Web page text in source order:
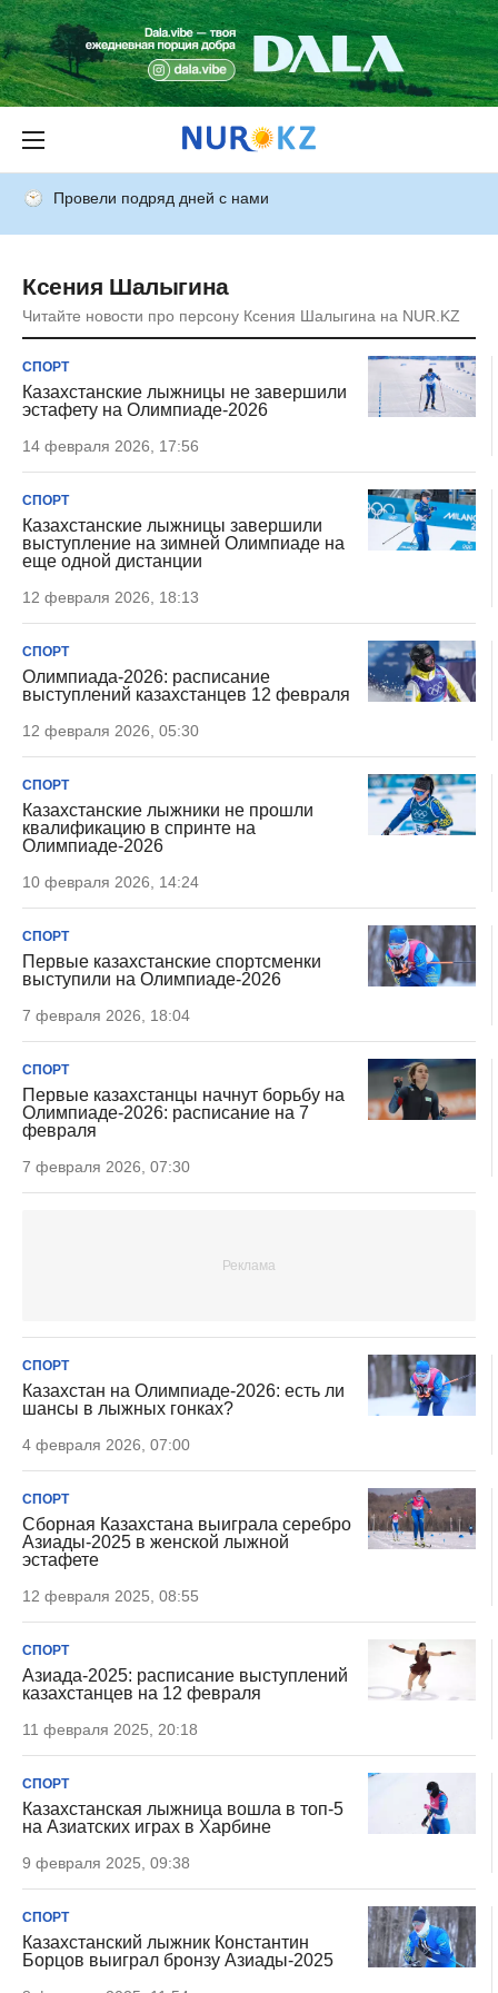
Провели подряд дней с нами
Ксения Шалыгина
Читайте новости про персону Ксения Шалыгина на NUR.KZ
СПОРТ
Казахстанские лыжницы не завершили
эстафету на Олимпиаде-2026
14 февраля 2026, 17:56
СПОРТ
Казахстанские лыжницы завершили
выступление на зимней Олимпиаде на
еще одной дистанции
12 февраля 2026, 18:13
СПОРТ
Олимпиада-2026: расписание
выступлений казахстанцев 12 февраля
12 февраля 2026, 05:30
СПОРТ
Казахстанские лыжники не прошли
квалификацию в спринте на
Олимпиаде-2026
10 февраля 2026, 14:24
СПОРТ
Первые казахстанские спортсменки
выступили на Олимпиаде-2026
7 февраля 2026, 18:04
СПОРТ
Первые казахстанцы начнут борьбу на
Олимпиаде-2026: расписание на 7
февраля
7 февраля 2026, 07:30
СПОРТ
Казахстан на Олимпиаде-2026: есть ли
шансы в лыжных гонках?
4 февраля 2026, 07:00
СПОРТ
Сборная Казахстана выиграла серебро
Азиады-2025 в женской лыжной
эстафете
12 февраля 2025, 08:55
СПОРТ
Азиада-2025: расписание выступлений
казахстанцев на 12 февраля
11 февраля 2025, 20:18
СПОРТ
Казахстанская лыжница вошла в топ-5
на Азиатских играх в Харбине
9 февраля 2025, 09:38
СПОРТ
Казахстанский лыжник Константин
Борцов выиграл бронзу Азиады-2025